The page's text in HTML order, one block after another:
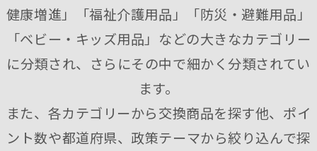
健康増進」「福祉介護用品」「防災・避難用品」
「ベビー・キッズ用品」などの大きなカテゴリー
に分類され、さらにその中で細かく分類されてい
ます。
また、各カテゴリーから交換商品を探す他、ポイ
ント数や都道府県、政策テーマから絞り込んで探